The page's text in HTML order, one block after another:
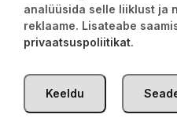
analüüsida selle liiklust ja
reklaame. Lisateabe
privaatsuspoliitikat.
Keeldu